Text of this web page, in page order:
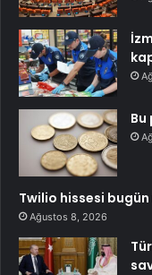
Twilio hissesi
Ağustos 8, 2026